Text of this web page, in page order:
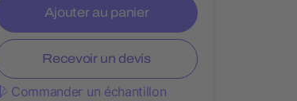
Ajouter au panier
Recevoir un devis
Commander un échantillon